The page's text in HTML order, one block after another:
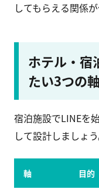
してもらえる関係が
ホテル・宿
たい3つの軸
宿泊施設でLINEを
して設計しましょう
軸 目的